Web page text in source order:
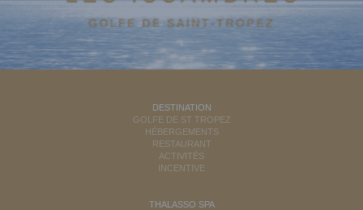
DESTINATION
GOLFE DE ST TROPEZ
HÉBERGEMENTS
RESTAURANT
ACTIVITÉS
INCENTIVE
THALASSO SPA